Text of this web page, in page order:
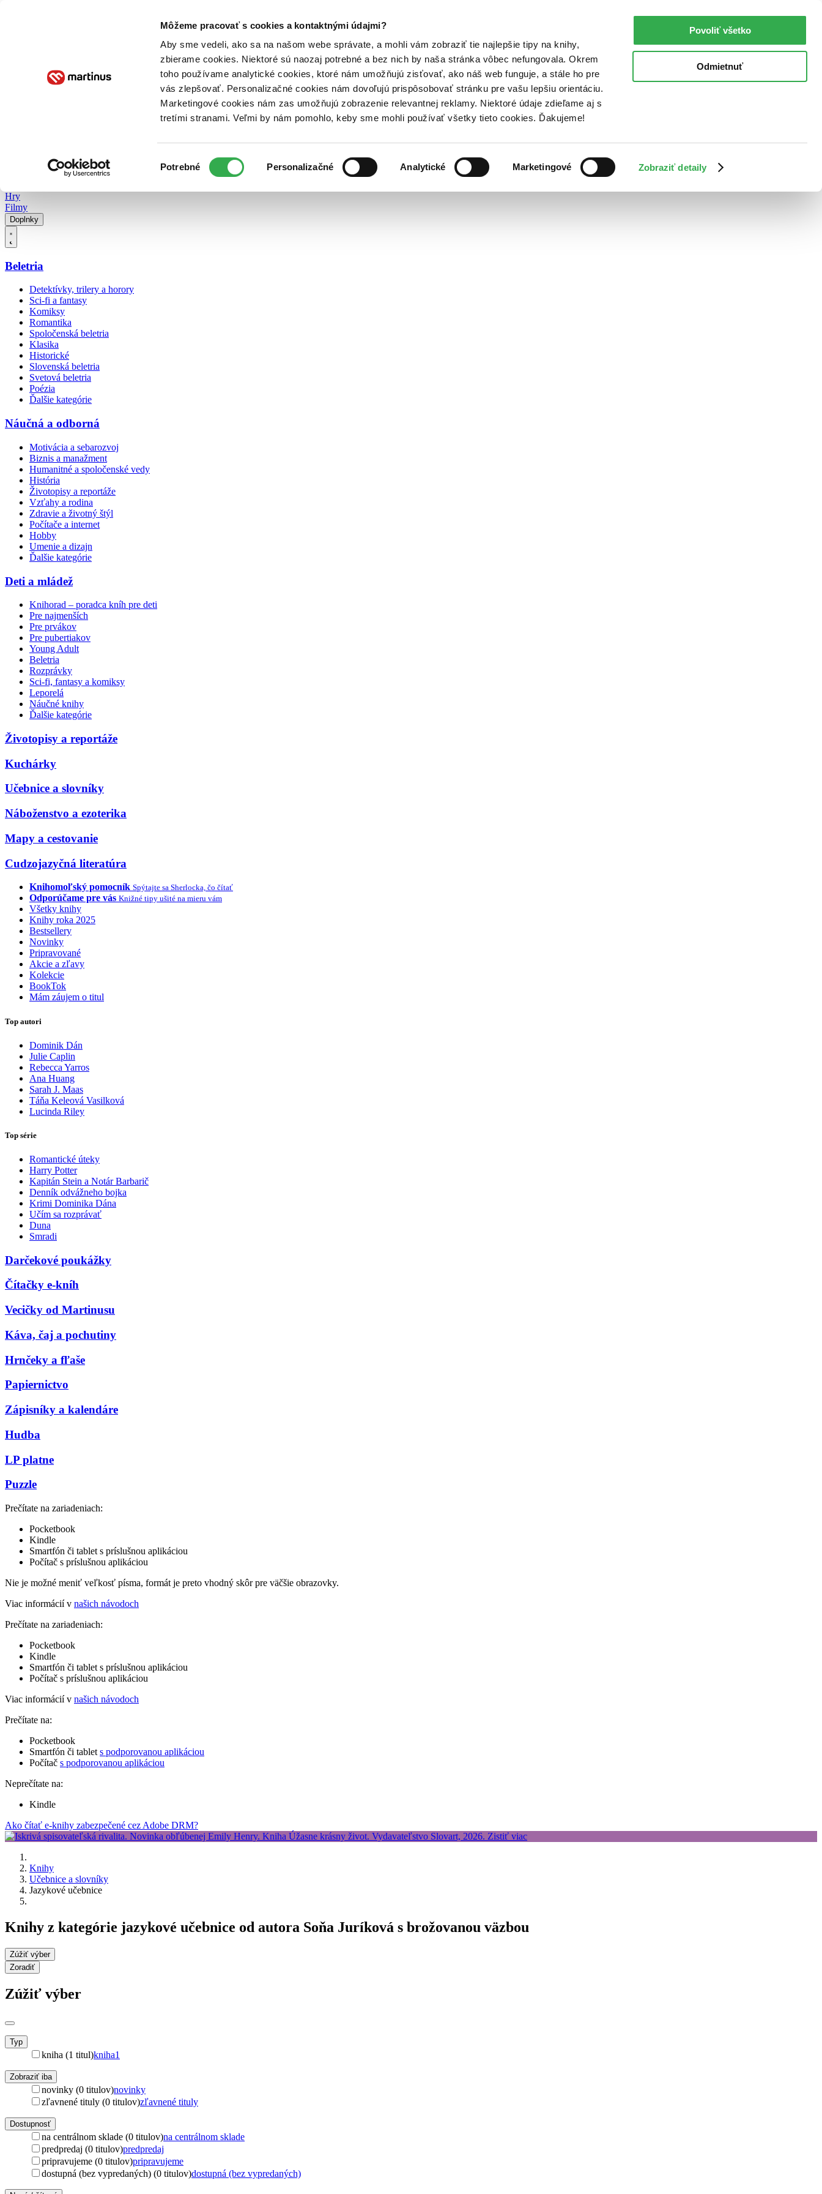
Môžeme pracovať s cookies a kontaktnými údajmi?
Aby sme vedeli, ako sa na našom webe správate, a mohli vám zobraziť tie najlepšie tipy na knihy,
zbierame cookies. Niektoré sú naozaj potrebné a bez nich by naša stránka vôbec nefungovala. Okrem
toho používame analytické cookies, ktoré nám umožňujú zisťovať, ako náš web funguje, a stále ho pre
vás zlepšovať. Personalizačné cookies nám dovoľujú prispôsobovať stránku pre vašu lepšiu orientáciu.
Marketingové cookies nám zas umožňujú zobrazenie relevantnej reklamy. Niektoré údaje zdieľame aj s
tretími stranami. Veľmi by nám pomohlo, keby sme mohli používať všetky tieto cookies. Ďakujeme!
súhlasu
Potrebné Personalizačné Analytické Marketingové Zobraziť detaily
Povoliť všetko
Odmietnuť
Poukážky Kontakt
Hry
Filmy
Doplnky
Beletria
Detektívky, trilery a horory
Sci-fi a fantasy
Komiksy
Romantika
Spoločenská beletria
Klasika
Historické
Slovenská beletria
Svetová beletria
Poézia
Ďalšie kategórie
Náučná a odborná
Motivácia a sebarozvoj
Biznis a manažment
Humanitné a spoločenské vedy
História
Životopisy a reportáže
Vzťahy a rodina
Zdravie a životný štýl
Počítače a internet
Hobby
Umenie a dizajn
Ďalšie kategórie
Deti a mládež
Knihorad – poradca kníh pre deti
Pre najmenších
Pre prvákov
Pre pubertiakov
Young Adult
Beletria
Rozprávky
Sci-fi, fantasy a komiksy
Leporelá
Náučné knihy
Ďalšie kategórie
Životopisy a reportáže
Kuchárky
Učebnice a slovníky
Náboženstvo a ezoterika
Mapy a cestovanie
Cudzojazyčná literatúra
Knihomoľský pomocník Spýtajte sa Sherlocka, čo čítať
Odporúčame pre vás Knižné tipy ušité na mieru vám
Všetky knihy
Knihy roka 2025
Bestsellery
Novinky
Pripravované
Akcie a zľavy
Kolekcie
BookTok
Mám záujem o titul
Top autori
Dominik Dán
Julie Caplin
Rebecca Yarros
Ana Huang
Sarah J. Maas
Táňa Keleová Vasilková
Lucinda Riley
Top série
Romantické úteky
Harry Potter
Kapitán Stein a Notár Barbarič
Denník odvážneho bojka
Krimi Dominika Dána
Učím sa rozprávať
Duna
Smradi
Darčekové poukážky
Čítačky e-kníh
Vecičky od Martinusu
Káva, čaj a pochutiny
Hrnčeky a fľaše
Papiernictvo
Zápisníky a kalendáre
Hudba
LP platne
Puzzle
Prečítate na zariadeniach:
Pocketbook
Kindle
Smartfón či tablet s príslušnou aplikáciou
Počítač s príslušnou aplikáciou
Nie je možné meniť veľkosť písma, formát je preto vhodný skôr pre väčšie obrazovky.
Viac informácií v našich návodoch
Prečítate na zariadeniach:
Pocketbook
Kindle
Smartfón či tablet s príslušnou aplikáciou
Počítač s príslušnou aplikáciou
Viac informácií v našich návodoch
Prečítate na:
Pocketbook
Smartfón či tablet s podporovanou aplikáciou
Počítač s podporovanou aplikáciou
Neprečítate na:
Kindle
Ako čítať e-knihy zabezpečené cez Adobe DRM?
Knihy
Učebnice a slovníky
Jazykové učebnice
Knihy z kategórie jazykové učebnice od autora Soňa Juríková s brožovanou väzbou
Zúžiť výber
Zoradiť
Zúžiť výber
Typ
kniha (1 titul)kniha1
Zobraziť iba
novinky (0 titulov)novinky
zľavnené tituly (0 titulov)zľavnené tituly
Dostupnosť
na centrálnom sklade (0 titulov)na centrálnom sklade
predpredaj (0 titulov)predpredaj
pripravujeme (0 titulov)pripravujeme
dostupná (bez vypredaných) (0 titulov)dostupná (bez vypredaných)